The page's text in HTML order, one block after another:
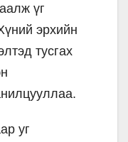
үг
эрхийн
тусгах
уг